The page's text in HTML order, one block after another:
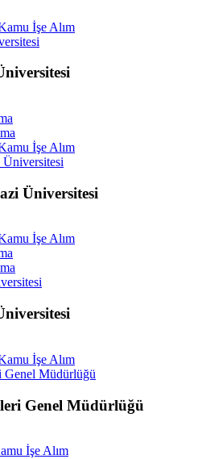
İşe Alım
İşe Alım
Üniversitesi
İşe Alım
İşe Alım
Genel Müdürlüğü
İşe Alım